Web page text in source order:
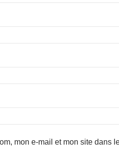
mon e-mail et mon site dans